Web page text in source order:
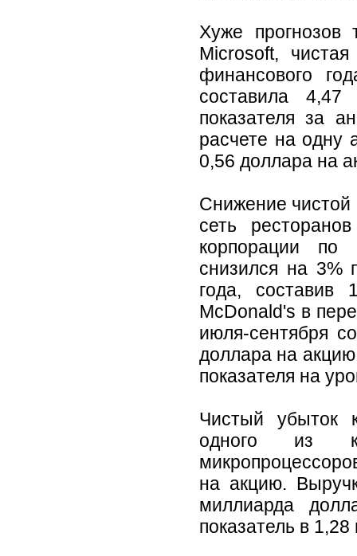
Хуже прогнозов
Microsoft,
финансового
составила
показателя за
расчете на одну
0,56 доллара на
Снижение
сеть
корпорации по
снизился на 3%
года, составив
McDonald's в
июля-сентября
доллара на
показателя на
Чистый убыток
одного из
на акцию.
миллиарда
показатель в